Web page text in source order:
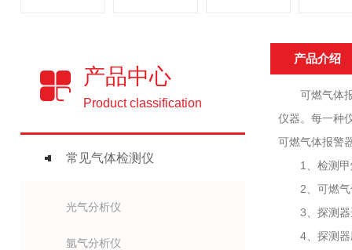
产品中心
Product classification
常见气体检测仪
光气分析仪
氩气分析仪
产品介绍
可燃气体报
仪器。每一种
可燃气体报警
1、检测甲烷
2、可燃气体
3、探测器选
4、探测器应